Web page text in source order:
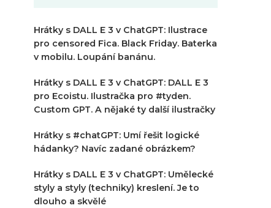
Hrátky s DALL E 3 v ChatGPT: Ilustrace
pro censored Fica. Black Friday. Baterka
v mobilu. Loupání banánu.
Hrátky s DALL E 3 v ChatGPT: DALL E 3
pro Ecoistu. Ilustračka pro #tyden.
Custom GPT. A nějaké ty další ilustračky
Hrátky s #chatGPT: Umí řešit logické
hádanky? Navíc zadané obrázkem?
Hrátky s DALL E 3 v ChatGPT: Umělecké
styly a styly (techniky) kreslení. Je to
dlouho a skvělé